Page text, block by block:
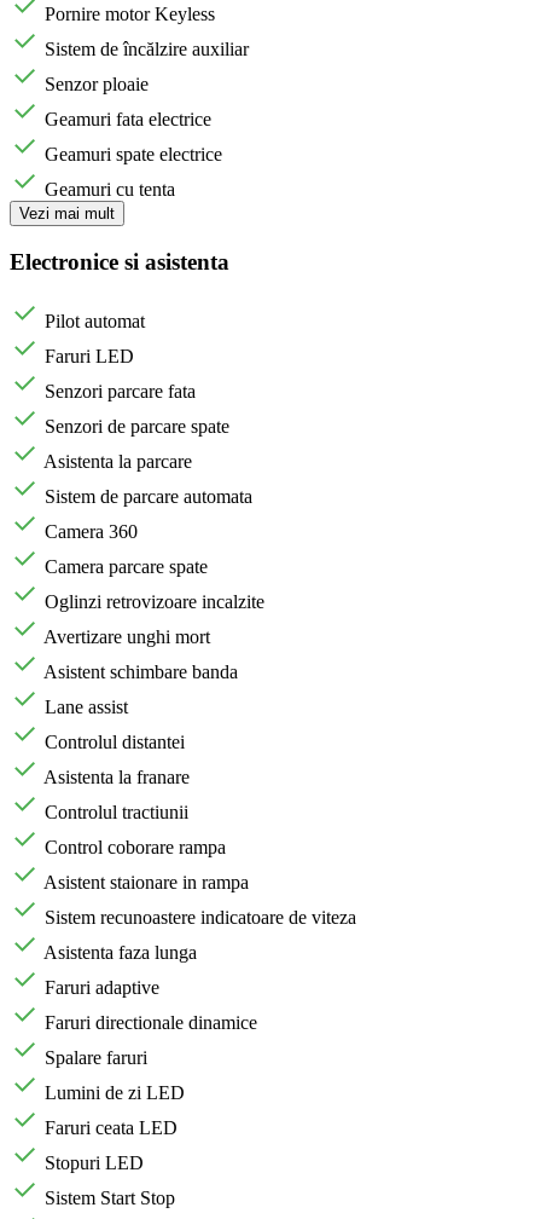
Pornire motor Keyless
Sistem de încălzire auxiliar
Senzor ploaie
Geamuri fata electrice
Geamuri spate electrice
Geamuri cu tenta
Vezi mai mult
Electronice si asistenta
Pilot automat
Faruri LED
Senzori parcare fata
Senzori de parcare spate
Asistenta la parcare
Sistem de parcare automata
Camera 360
Camera parcare spate
Oglinzi retrovizoare incalzite
Avertizare unghi mort
Asistent schimbare banda
Lane assist
Controlul distantei
Asistenta la franare
Controlul tractiunii
Control coborare rampa
Asistent staionare in rampa
Sistem recunoastere indicatoare de viteza
Asistenta faza lunga
Faruri adaptive
Faruri directionale dinamice
Spalare faruri
Lumini de zi LED
Faruri ceata LED
Stopuri LED
Sistem Start Stop